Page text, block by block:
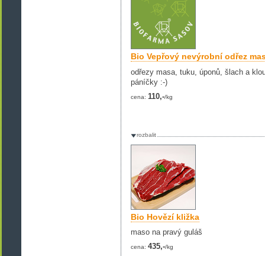
Bio Vepřový nevýrobní odřez
odřezy masa, tuku, úponů, šlach a
páníčky :-)
cena: 110,-/kg
rozbalit
Bio Hovězí kližka
maso na pravý guláš
cena: 435,-/kg